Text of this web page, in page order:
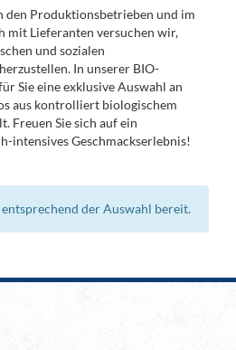
den Produktionsbetrieben und im
mit Lieferanten versuchen wir,
und sozialen
In unserer BIO-
Sie eine exklusive Auswahl an
aus kontrolliert biologischem
Freuen Sie sich auf ein
intensives Geschmackserlebnis!
der Auswahl bereit.